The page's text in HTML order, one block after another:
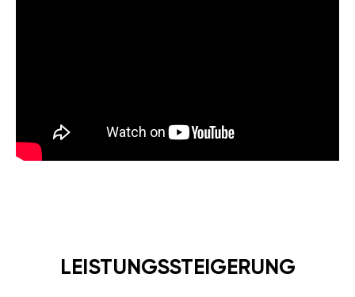
LEISTUNGSSTEIGERUNG